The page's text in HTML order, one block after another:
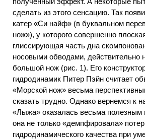
сделать из этого сенсацию. Так
катер «Си найф» (в буквальном
нож»), у которого совершенно
глиссирующая часть дна
носовыми обводами,
большой нож (рис. 1). Его
гидродинамик Питер Пэйн считает
«Морской нож» весьма
сказать трудно. Однако вернемся к
«Лыжа» оказалась весьма полезным
она не только «демпфировала»
гидродинамического качества при